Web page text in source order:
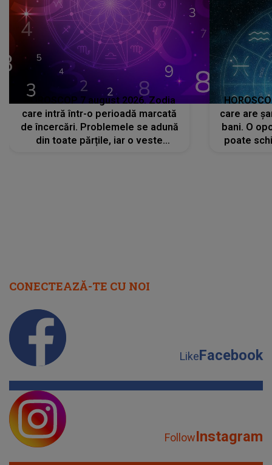
HOROSCOP 7 august 2026. Zodia
care intră într-o perioadă marcată
de încercări. Problemele se adună
din toate părțile, iar o veste
care are
bani. O
poate
CONECTEAZĂ-TE CU NOI
LikeFacebook
FollowInstagram